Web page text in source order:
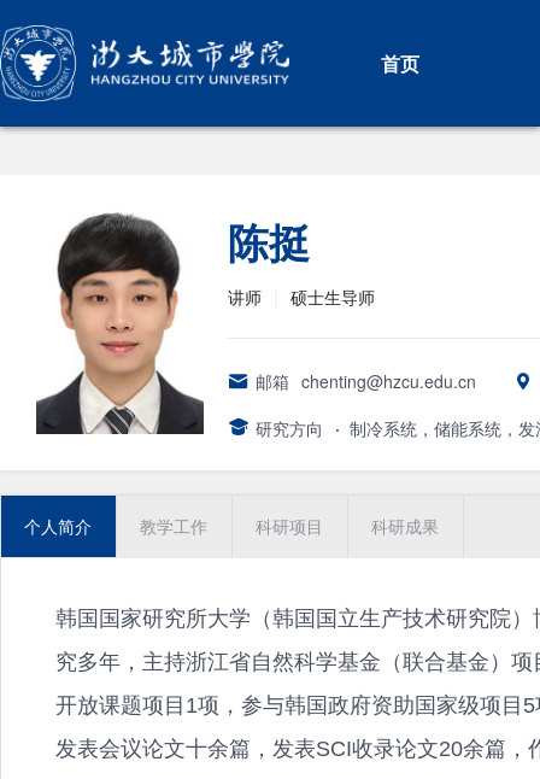
首页
陈挺
讲师 硕士生导师
邮箱 chenting@hzcu.edu.cn
研究方向
· 制冷系统，储能系统，
个人简介 教学工作 科研项目 科研成果
韩国国家研究所大学（韩国国立生产技术研究院
究多年，主持浙江省自然科学基金（联合基金）
开放课题项目1项，参与韩国政府资助国家级项目
发表会议论文十余篇，发表SCI收录论文20余篇